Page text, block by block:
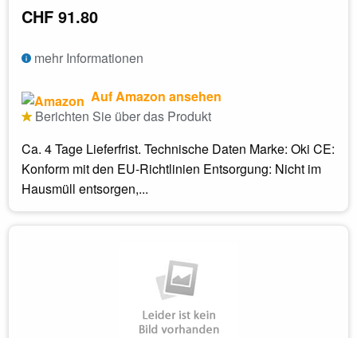
CHF 91.80
mehr Informationen
Auf Amazon ansehen
Berichten Sie über das Produkt
Ca. 4 Tage Lieferfrist. Technische Daten Marke: Oki CE:
Konform mit den EU-Richtlinien Entsorgung: Nicht im
Hausmüll entsorgen,...